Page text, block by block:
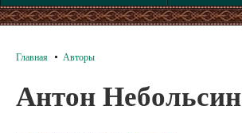
Главная Авторы
Антон Небольсин